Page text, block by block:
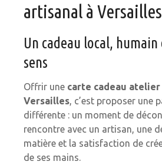
artisanal à
Un cadeau local,
sens
Offrir une carte cadeau
Versailles, c’est proposer une
différente : un moment de
rencontre avec un artisan, une
matière et la satisfaction de
de ses mains.